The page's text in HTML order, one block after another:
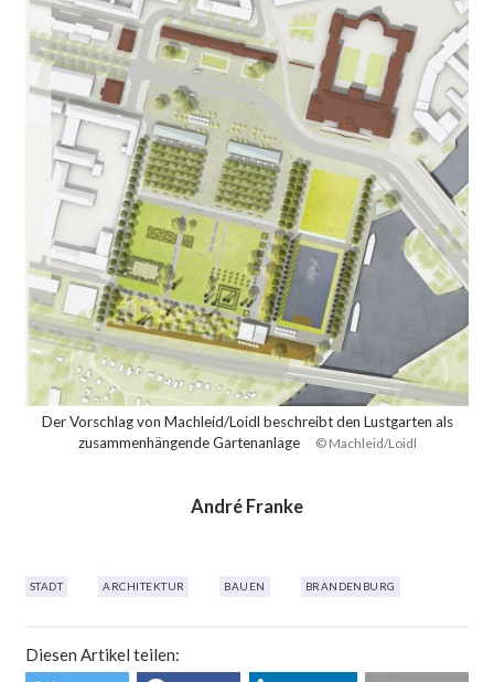
Der Vorschlag von Machleid/Loidl beschreibt den Lustgarten als
zusammenhängende Gartenanlage
© Machleid/Loidl
André Franke
STADT ARCHITEKTUR BAUEN BRANDENBURG
Diesen Artikel teilen: